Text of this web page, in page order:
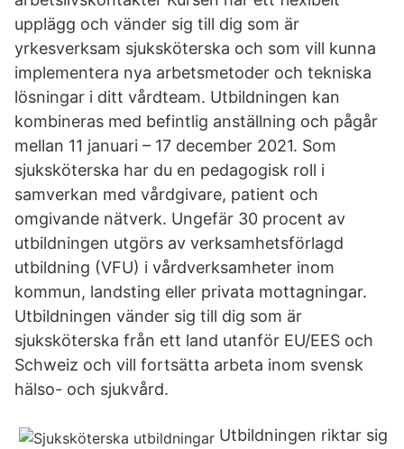
upplägg och vänder sig till dig som är
yrkesverksam sjuksköterska och som vill kunna
implementera nya arbetsmetoder och tekniska
lösningar i ditt vårdteam. Utbildningen kan
kombineras med befintlig anställning och pågår
mellan 11 januari – 17 december 2021. Som
sjuksköterska har du en pedagogisk roll i
samverkan med vårdgivare, patient och
omgivande nätverk. Ungefär 30 procent av
utbildningen utgörs av verksamhetsförlagd
utbildning (VFU) i vårdverksamheter inom
kommun, landsting eller privata mottagningar.
Utbildningen vänder sig till dig som är
sjuksköterska från ett land utanför EU/EES och
Schweiz och vill fortsätta arbeta inom svensk
hälso- och sjukvård.
Utbildningen riktar sig